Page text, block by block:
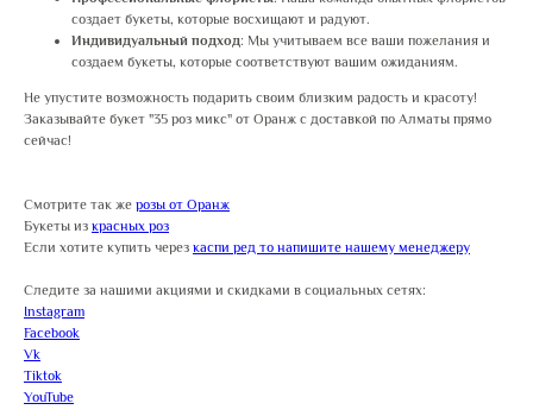
создает букеты, которые восхищают и радуют.
Индивидуальный подход: Мы учитываем все ваши пожелания и
создаем букеты, которые соответствуют вашим ожиданиям.
Не упустите возможность подарить своим близким радость и красоту!
Заказывайте букет "35 роз микс" от Оранж с доставкой по Алматы прямо
сейчас!
Смотрите так же розы от Оранж
Букеты из красных роз
Если хотите купить через каспи ред то напишите нашему менеджеру
Следите за нашими акциями и скидками в социальных сетях:
Instagram
Facebook
Vk
Tiktok
YouTube